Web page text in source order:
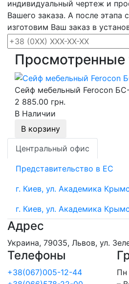
индивидуальный чертеж и
Вашего заказа. А после этапа
изготовим Ваш заказ в
Просмотренные
Сейф мебельный Ferocon
2 885.00 грн.
В Наличии
В корзину
Центральный офис
Представительство в ЕС
г. Киев, ул. Академика
г. Киев, ул. Академика
Адрес
Украина, 79035, Львов, ул.
Телефоны
+38(067)005-12-44
Пн